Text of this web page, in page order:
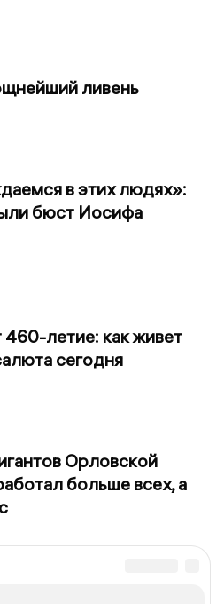
ливень
в этих людях»:
бюст Иосифа
летие: как живет
сегодня
Орловской
больше всех, а